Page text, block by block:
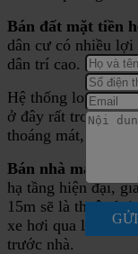
Bán đất mặt tiền
dân cư có nhiều
dân trí cao.
Hệ thống long lạch
ở đây rất trong
thoáng mát, tầm
Bán nhà mặt tiền
hạ tầng hiện đại,
15m sẽ là thuận
xe hơi qua lại,
trước nhà.